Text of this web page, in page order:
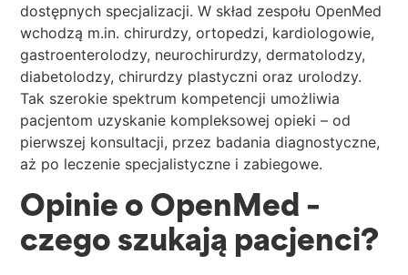
dostępnych specjalizacji. W skład zespołu OpenMed
wchodzą m.in. chirurdzy, ortopedzi, kardiologowie,
gastroenterolodzy, neurochirurdzy, dermatolodzy,
diabetolodzy, chirurdzy plastyczni oraz urolodzy.
Tak szerokie spektrum kompetencji umożliwia
pacjentom uzyskanie kompleksowej opieki – od
pierwszej konsultacji, przez badania diagnostyczne,
aż po leczenie specjalistyczne i zabiegowe.
Opinie o OpenMed –
czego szukają pacjenci?